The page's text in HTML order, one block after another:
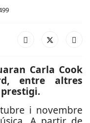
Carla Cook
entre altres
i novembre